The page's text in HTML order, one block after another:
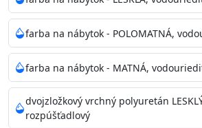
farba na nábytok - POLOMATNÁ,
farba na nábytok - MATNÁ,
dvojzložkový vrchný polyuretán
rozpúšťadlový